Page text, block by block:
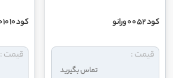
کود 52 0 0 ورانو
تماس بگیرید
قیمت :
کود 10 10 30 ورانو
قیمت :